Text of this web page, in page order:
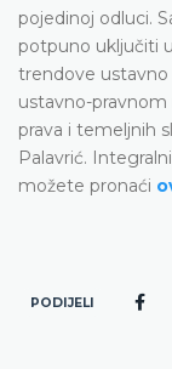
pojedinoj odluci.
potpuno uključiti
trendove ustavno
ustavno-pravnom
prava i temeljnih
Palavrić.
možete pronaći
PODIJELI